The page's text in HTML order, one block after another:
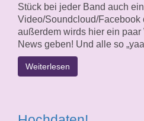
Stück bei jeder Band auch
Video/Soundcloud/Facebook
außerdem wirds hier ein
News geben! Und alle so
Weiterlesen